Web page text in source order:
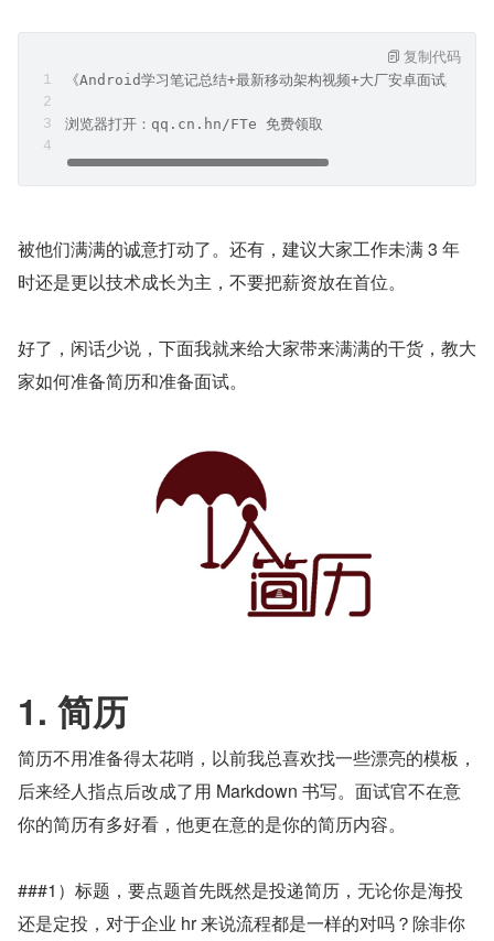
《Android学习笔记总结+最新移动架构视频+大厂安卓面试真题+
浏览器打开：qq.cn.hn/FTe 免费领取
复制代码
被他们满满的诚意打动了。还有，建议大家工作未满 3 年
时还是更以技术成长为主，不要把薪资放在首位。
好了，闲话少说，下面我就来给大家带来满满的干货，教大
家如何准备简历和准备面试。
1. 简历
简历不用准备得太花哨，以前我总喜欢找一些漂亮的模板，
后来经人指点后改成了用 Markdown 书写。面试官不在意
你的简历有多好看，他更在意的是你的简历内容。
###1）标题，要点题首先既然是投递简历，无论你是海投
还是定投，对于企业 hr 来说流程都是一样的对吗？除非你